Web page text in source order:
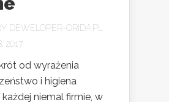
DEWELOPER-ORIDA.PL
2017
od wyrażenia
i higiena
każdej niemal firmie, w